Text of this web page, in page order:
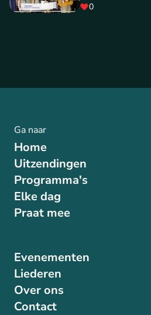
0
Ga naar
Home
Uitzendingen
Programma's
Elke dag
Praat mee
Evenementen
Liederen
Over ons
Contact